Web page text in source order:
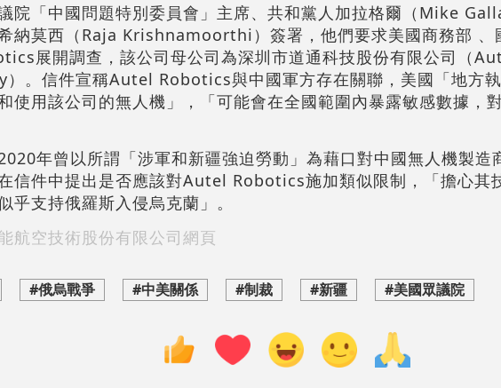
院「中國問題特別委員會」主席、共和黨人加拉格爾（Mike
納莫西（Raja Krishnamoorthi）簽署，他們要求美國商務部 、
展開調查，該公司母公司為深圳市道通科技股份有限公司（
。信件宣稱Autel Robotics與中國軍方存在關聯，美國「地方
使用該公司的無人機」，「可能會在全國範圍內暴露敏感數據，
年曾以所謂「涉軍和新疆強迫勞動」為藉口對中國無人機製造
信件中提出是否應該對Autel Robotics施加類似限制，「擔心其
乎支持俄羅斯入侵烏克蘭」。
航空技術股份有限公司網頁
#俄烏戰爭 #中美關係 #制裁 #新疆 #美國眾議院